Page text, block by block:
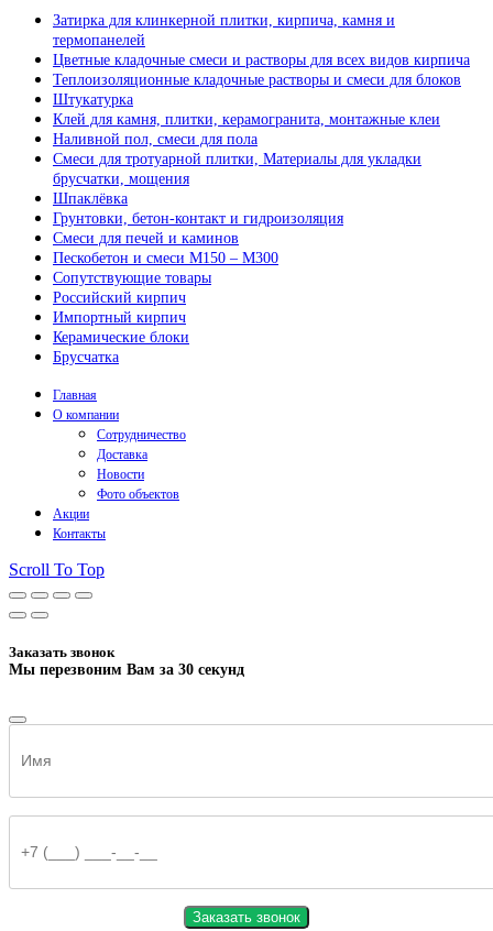
Затирка для клинкерной плитки, кирпича, камня и
термопанелей
Цветные кладочные смеси и растворы для всех видов кирпича
Теплоизоляционные кладочные растворы и смеси для блоков
Штукатурка
Клей для камня, плитки, керамогранита, монтажные клеи
Наливной пол, смеси для пола
Смеси для тротуарной плитки, Материалы для укладки
брусчатки, мощения
Шпаклёвка
Грунтовки, бетон-контакт и гидроизоляция
Смеси для печей и каминов
Пескобетон и смеси М150 – М300
Сопутствующие товары
Российский кирпич
Импортный кирпич
Керамические блоки
Брусчатка
Главная
О компании
Сотрудничество
Доставка
Новости
Фото объектов
Акции
Контакты
Scroll To Top
Заказать звонок
Мы перезвоним Вам за 30 секунд
Заказать звонок